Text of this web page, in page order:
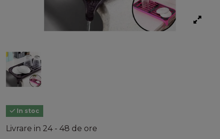
In stoc
Livrare in 24 - 48 de ore